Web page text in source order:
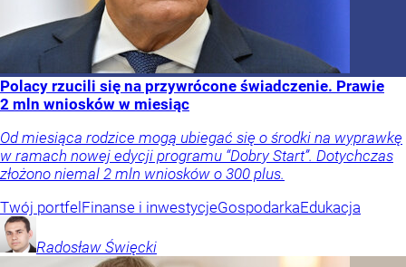
Polacy rzucili się na przywrócone świadczenie. Prawie
2 mln wniosków w miesiąc
Od miesiąca rodzice mogą ubiegać się o środki na wyprawkę
w ramach nowej edycji programu “Dobry Start”. Dotychczas
złożono niemal 2 mln wniosków o 300 plus.
Twój portfelFinanse i inwestycjeGospodarkaEdukacja
Radosław Święcki